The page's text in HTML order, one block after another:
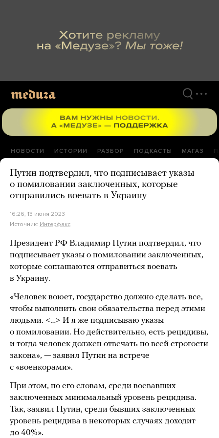
НОВОСТИ ИСТОРИИ РАЗБОР ПОДКАСТЫ МАГАЗ
Путин подтвердил, что подписывает указы
о помиловании заключенных, которые
отправились воевать в Украину
16:26, 13 июня 2023
Источник: Интерфакс
Президент РФ Владимир Путин подтвердил, что
подписывает указы о помиловании заключенных,
которые соглашаются отправиться воевать
в Украину.
«Человек воюет, государство должно сделать все,
чтобы выполнить свои обязательства перед этими
людьми. <…> И я же подписываю указы
о помиловании. Но действительно, есть рецидивы,
и тогда человек должен отвечать по всей строгости
закона», — заявил Путин на встрече
с «военкорами».
При этом, по его словам, среди воевавших
заключенных минимальный уровень рецидива.
Так, заявил Путин, среди бывших заключенных
уровень рецидива в некоторых случаях доходит
до 40%».